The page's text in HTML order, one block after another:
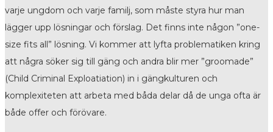
varje ungdom och varje familj, som måste styra hur man
lägger upp lösningar och förslag. Det finns inte någon ”one-
size fits all” lösning. Vi kommer att lyfta problematiken kring
att några söker sig till gäng och andra blir mer ”groomade”
(Child Criminal Exploatiation) in i gängkulturen och
komplexiteten att arbeta med båda delar då de unga ofta är
både offer och förövare.